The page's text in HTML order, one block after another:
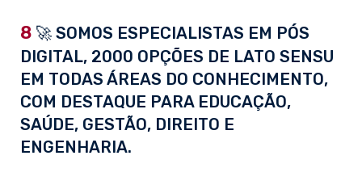
8 🚀 SOMOS ESPECIALISTAS EM PÓS
DIGITAL, 2000 OPÇÕES DE LATO SENSU
EM TODAS ÁREAS DO CONHECIMENTO,
COM DESTAQUE PARA EDUCAÇÃO,
SAÚDE, GESTÃO, DIREITO E
ENGENHARIA.